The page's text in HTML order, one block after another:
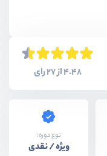
4.48 از 27 رای
نوع دوره:
ویژه / نقدی